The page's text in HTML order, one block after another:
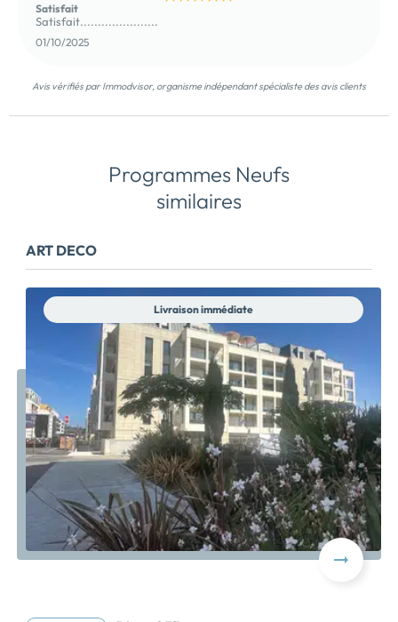
Satisfait
Satisfait......................
01/10/2025
Avis vérifiés par Immodvisor, organisme indépendant spécialiste des avis clients
Programmes Neufs
similaires
ART DECO
Livraison immédiate